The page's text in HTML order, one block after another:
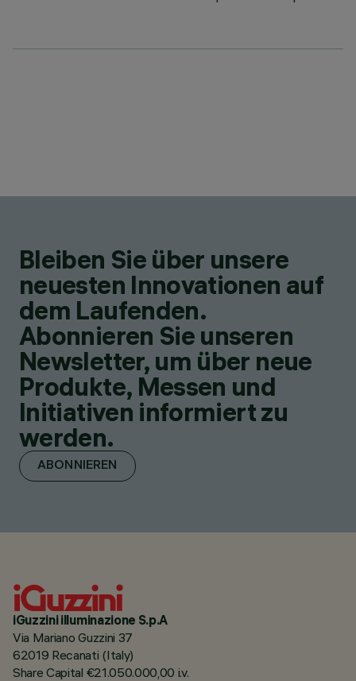
Bleiben Sie über unsere
neuesten Innovationen auf
dem Laufenden.
Abonnieren Sie unseren
Newsletter, um über neue
Produkte, Messen und
Initiativen informiert zu
werden.
ABONNIEREN
iGuzzini illuminazione S.p.A
Via Mariano Guzzini 37
62019 Recanati (Italy)
Share Capital €21.050.000,00 i.v.